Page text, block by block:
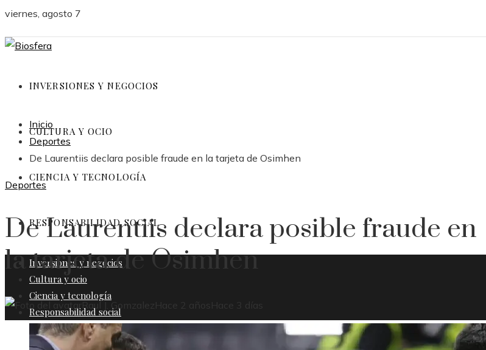
viernes, agosto 7
INVERSIONES Y NEGOCIOS
CULTURA Y OCIO
CIENCIA Y TECNOLOGÍA
RESPONSABILIDAD SOCIAL
Inversiones y negocios
Cultura y ocio
Ciencia y tecnología
Responsabilidad social
Inicio
Deportes
De Laurentiis declara posible fraude en la tarjeta de Osimhen
Deportes
De Laurentiis declara posible fraude en
la tarjeta de Osimhen
Raul J. Gomzalez Hace 2 años Hace 3 días